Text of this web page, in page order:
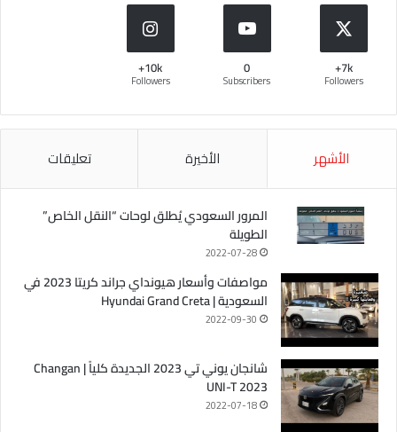
7k+
Followers
0
Subscribers
10k+
Followers
الأشهر الأخيرة تعليقات
المرور السعودي يُطلق لوحات “النقل الخاص”
الطويلة
2022-07-28
مواصفات وأسعار هيونداي جراند كريتا 2023 في
السعودية | Hyundai Grand Creta
2022-09-30
شانجان يوني تي 2023 الجديدة كلياً | Changan
UNI-T 2023
2022-07-18